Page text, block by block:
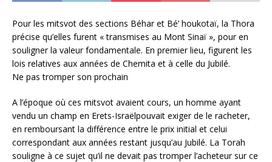
Pour les mitsvot des sections Béhar et Bé’ houkotaï, la Thora
précise qu’elles furent « transmises au Mont Sinaï », pour en
souligner la valeur fondamentale. En premier lieu, figurent les
lois relatives aux années de Chemita et à celle du Jubilé.
Ne pas tromper son prochain
A l’époque où ces mitsvot avaient cours, un homme ayant
vendu un champ en Erets-Israëlpouvait exiger de le racheter,
en remboursant la différence entre le prix initial et celui
correspondant aux années restant jusqu’au Jubilé. La Torah
souligne à ce sujet qu’il ne devait pas tromper l’acheteur sur ce